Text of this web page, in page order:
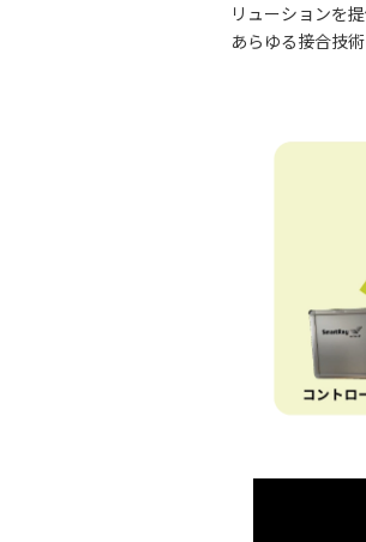
リューションを提
あらゆる接合技